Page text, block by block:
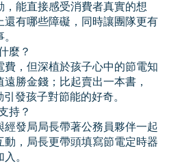
，能直接感受消費者真實的想
還有哪些障礙，同時讓團隊更有
麼？
費，但深植於孩子心中的節電知
勝金錢；比起賣出一本書，
發孩子對節能的好奇。
持？
經發局局長帶著公務員夥伴一起
動，局長更帶頭填寫節電定時器
。